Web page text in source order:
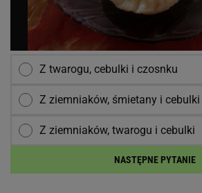
Z twarogu, cebulki i czosnku
Z ziemniaków, śmietany i cebulki
Z ziemniaków, twarogu i cebulki
NASTĘPNE PYTANIE